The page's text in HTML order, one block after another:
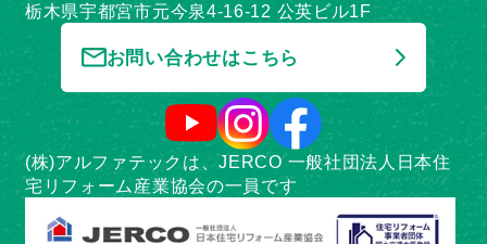
栃木県宇都宮市元今泉4-16-12 公英ビル1F
お問い合わせはこちら
(株)アルファテックは、JERCO 一般社団法人日本住
宅リフォーム産業協会の一員です